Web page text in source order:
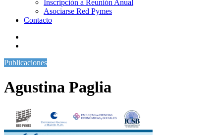
Inscripción a Reunión Anual
Asociarse Red Pymes
Contacto
Publicaciones
Agustina Paglia